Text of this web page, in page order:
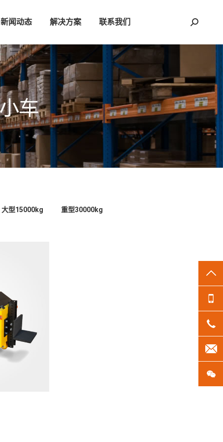
新闻动态 解决方案 联系我们 Search:
大型15000kg 重型30000kg
微